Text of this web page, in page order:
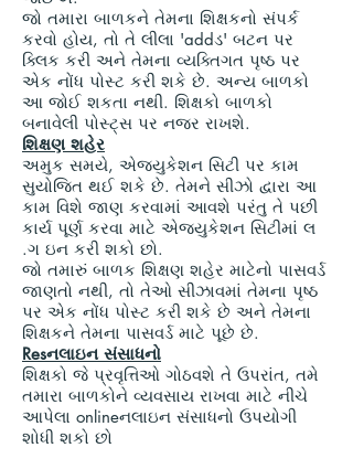
જો તમારા બાળકને તેમના શિક્ષકનો સંપર્ક
કરવો હોય, તો તે લીલા 'addડ' બટન પર
ક્લિક કરી અને તેમના વ્યક્તિગત પૃષ્ઠ પર
એક નોંધ પોસ્ટ કરી શકે છે. અન્ય બાળકો
આ જોઈ શકતા નથી. શિક્ષકો બાળકો
બનાવેલી પોસ્ટ્સ પર નજર રાખશે.
શિક્ષણ શહેર
અમુક સમયે, એજ્યુકેશન સિટી પર કામ
સુયોજિત થઈ શકે છે. તેમને સીઝો દ્વારા આ
કામ વિશે જાણ કરવામાં આવશે પરંતુ તે પછી
કાર્ય પૂર્ણ કરવા માટે એજ્યુકેશન સિટીમાં લ
.ગ ઇન કરી શકો છો.
જો તમારું બાળક શિક્ષણ શહેર માટેનો પાસવર્ડ
જાણતો નથી, તો તેઓ સીઝાવમાં તેમના પૃષ્ઠ
પર એક નોંધ પોસ્ટ કરી શકે છે અને તેમના
શિક્ષકને તેમના પાસવર્ડ માટે પૂછે છે.
Resનલાઇન સંસાધનો
શિક્ષકો જે પ્રવૃત્તિઓ ગોઠવશે તે ઉપરાંત, તમે
તમારા બાળકોને વ્યવસાય રાખવા માટે નીચે
આપેલા onlineનલાઇન સંસાધનો ઉપયોગી
શોધી શકો છો